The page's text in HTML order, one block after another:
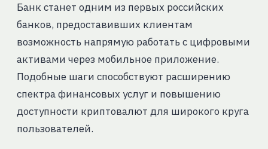
Банк станет одним из первых российских
банков, предоставивших клиентам
возможность напрямую работать с цифровыми
активами через мобильное приложение.
Подобные шаги способствуют расширению
спектра финансовых услуг и повышению
доступности криптовалют для широкого круга
пользователей.